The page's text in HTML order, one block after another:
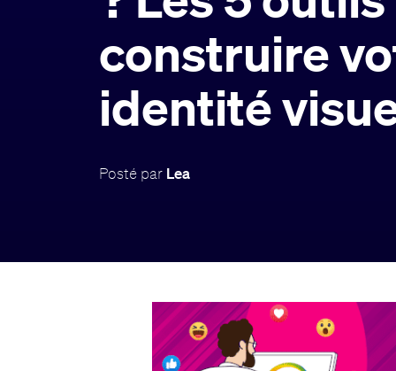
construire
identité
Posté par Lea